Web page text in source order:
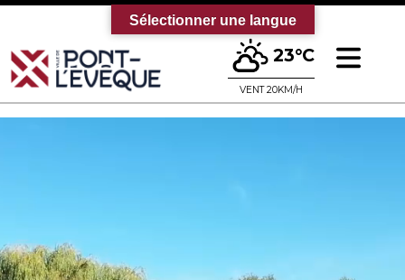
Bienvenue sur le site officiel de la
23°C
VENT 20KM/H
Sélectionner une langue